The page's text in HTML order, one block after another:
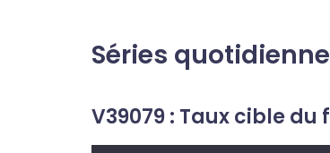
Séries
V39079 : Taux cible